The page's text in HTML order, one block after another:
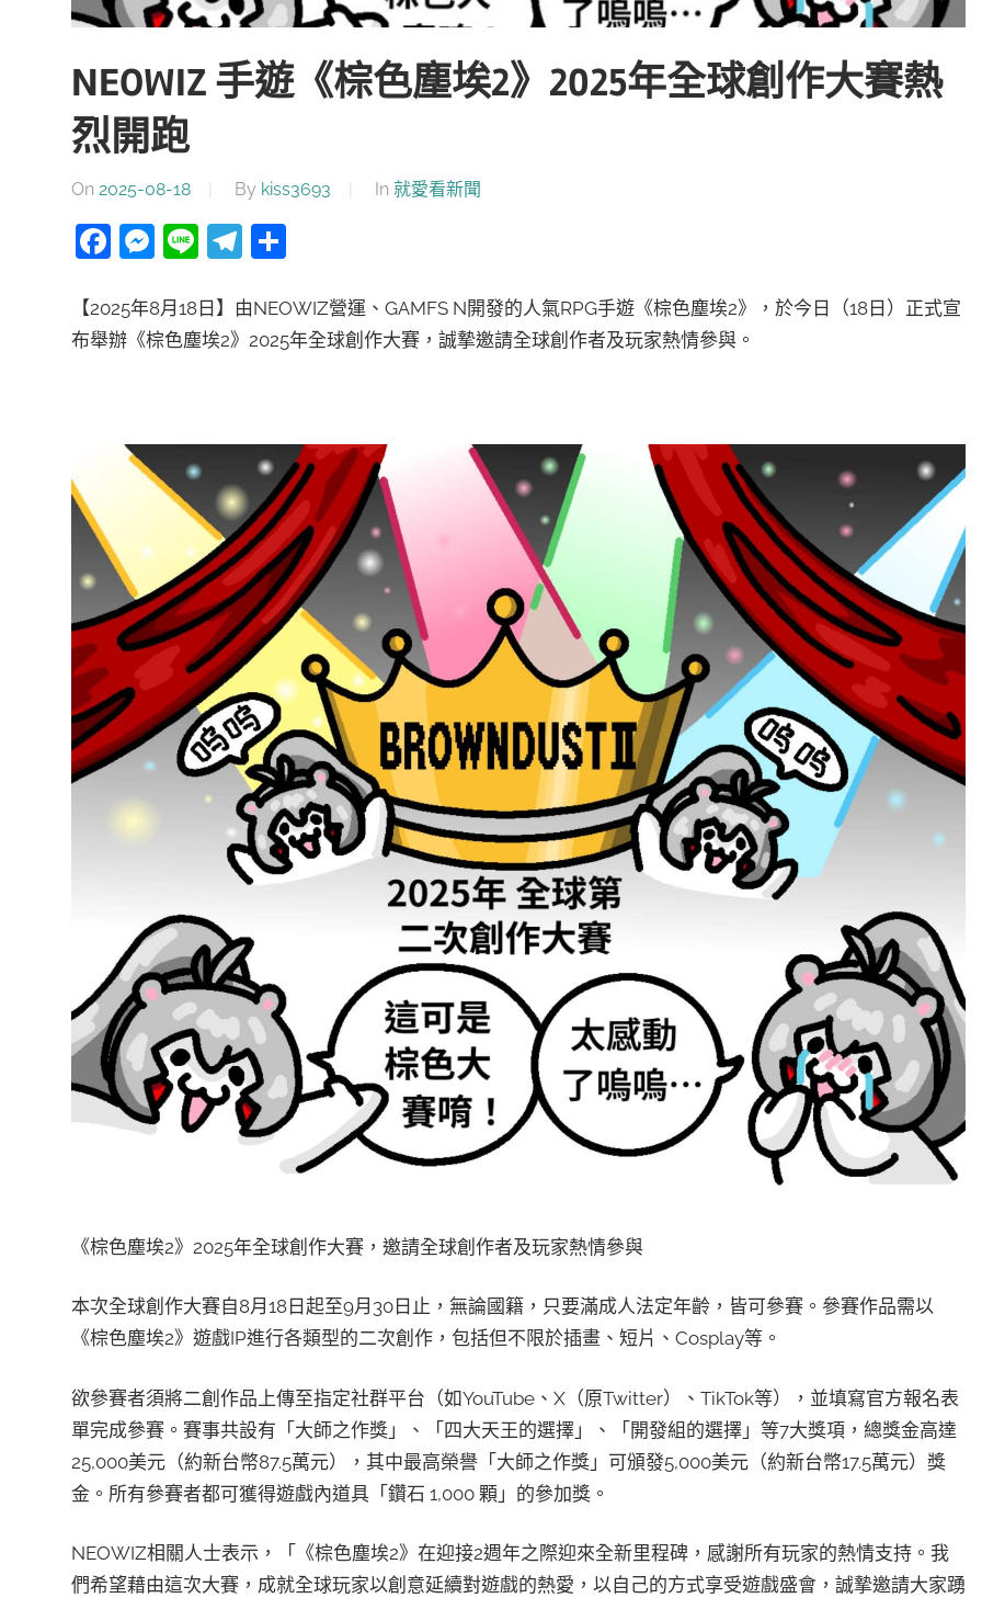
NEOWIZ 手遊《棕色塵埃2》2025年全球創作大賽熱
烈開跑
On 2025-08-18 By kiss3693 In 就愛看新聞
Facebook
Messenger
LineTelegram
分
【2025年8月18日】由NEOWIZ營運、GAMFS N開發的人氣RPG手遊《棕色塵埃2》，於今日（18日）正式宣
布舉辦《棕色塵埃2》2025年全球創作大賽，誠摯邀請全球創作者及玩家熱情參與。
《棕色塵埃2》2025年全球創作大賽，邀請全球創作者及玩家熱情參與
本次全球創作大賽自8月18日起至9月30日止，無論國籍，只要滿成人法定年齡，皆可參賽。參賽作品需以
《棕色塵埃2》遊戲IP進行各類型的二次創作，包括但不限於插畫、短片、Cosplay等。
欲參賽者須將二創作品上傳至指定社群平台（如YouTube、X（原Twitter）、TikTok等），並填寫官方報名表
單完成參賽。賽事共設有「大師之作獎」、「四大天王的選擇」、「開發組的選擇」等7大獎項，總獎金高達
25,000美元（約新台幣87.5萬元），其中最高榮譽「大師之作獎」可頒發5,000美元（約新台幣17.5萬元）獎
金。所有參賽者都可獲得遊戲內道具「鑽石 1,000 顆」的參加獎。
NEOWIZ相關人士表示，「《棕色塵埃2》在迎接2週年之際迎來全新里程碑，感謝所有玩家的熱情支持。我
們希望藉由這次大賽，成就全球玩家以創意延續對遊戲的熱愛，以自己的方式享受遊戲盛會，誠摯邀請大家踴